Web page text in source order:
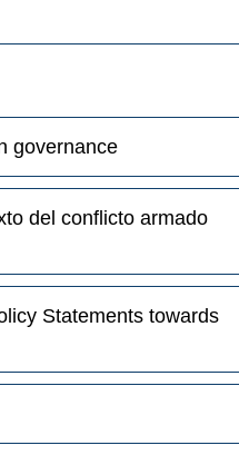
governance
del conflicto armado
Statements towards